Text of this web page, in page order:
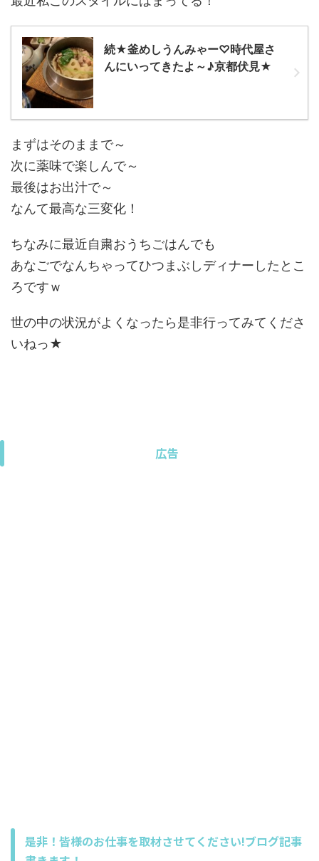
続★釜めしうんみゃー♡時代屋さ
んにいってきたよ～♪京都伏見★
まずはそのままで～
次に薬味で楽しんで～
最後はお出汁で～
なんて最高な三変化！
ちなみに最近自粛おうちごはんでも
あなごでなんちゃってひつまぶしディナーしたとこ
ろですｗ
世の中の状況がよくなったら是非行ってみてくださ
いねっ★
広告
是非！皆様のお仕事を取材させてください!ブログ記事